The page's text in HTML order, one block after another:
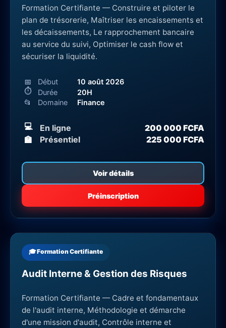
Formation Certifiante — Construire et piloter le
plan de trésorerie, Maîtriser les encaissements et
les décaissements, Le rapprochement bancaire
au service du suivi, Optimiser le cash flow et
sécuriser la liquidité.
📅 Début
10 août 2026
⏱
Durée
20H
📂
Domaine Finance
💻 En ligne
200 000 FCFA
🏫
Présentiel 225 000 FCFA
Voir détails
Préinscription
🎓 Formation Certifiante
Audit Interne & Gestion des Risques
Formation Certifiante — Cadre et fondamentaux
de l'audit interne, Méthodologie et démarche
d'une mission d'audit, Contrôle interne et